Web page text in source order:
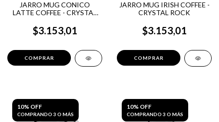
JARRO MUG CONICO
LATTE COFFEE - CRYSTAL
$3.153,01
JARRO MUG IRISH COFFEE -
CRYSTAL ROCK
$3.153,01
10% OFF
COMPRANDO 3 O MÁS
10% OFF
COMPRANDO 3 O MÁS